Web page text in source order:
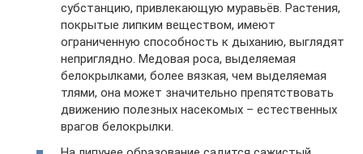
субстанцию, привлекающую муравьёв. Растения,
покрытые липким веществом, имеют
ограниченную способность к дыханию, выглядят
неприглядно. Медовая роса, выделяемая
белокрылками, более вязкая, чем выделяемая
тлями, она может значительно препятствовать
движению полезных насекомых – естественных
врагов белокрылки.